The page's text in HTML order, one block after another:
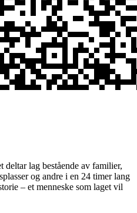
lag bestående av familier,
og andre i en 24 timer lang
– et menneske som laget vil